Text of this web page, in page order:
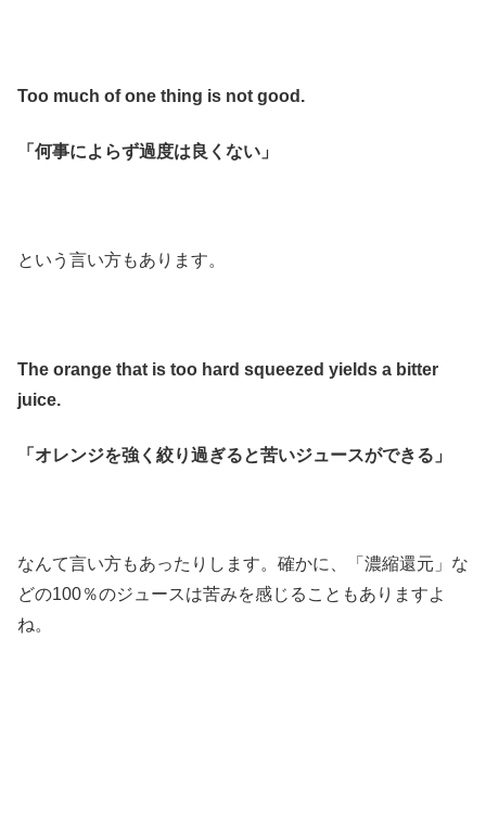
Too much of one thing is not good.
「何事によらず過度は良くない」
という言い方もあります。
The orange that is too hard squeezed yields a bitter
juice.
「オレンジを強く絞り過ぎると苦いジュースができる」
なんて言い方もあったりします。確かに、「濃縮還元」な
どの100％のジュースは苦みを感じることもありますよ
ね。